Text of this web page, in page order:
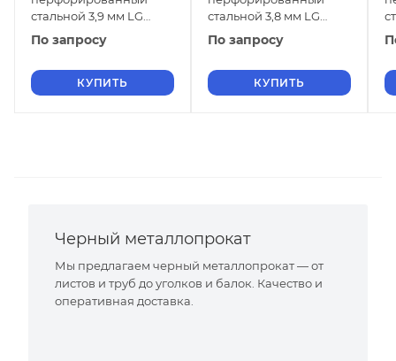
стальной 3,9 мм LG
20Х23Н13 ГОСТ 58602-
По запросу
КУПИТЬ
стальной 3,8 мм LG
20Х23Н13 ГОСТ 58602-
По запросу
КУПИТЬ
Черный металлопрокат
Мы предлагаем черный металлопрокат — от
листов и труб до уголков и балок. Качество и
оперативная доставка.